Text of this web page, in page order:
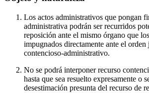
Los actos administrativos que pongan
administrativa podrán ser recurridos
reposición ante el mismo órgano que
impugnados directamente ante el
contencioso-administrativo.
No se podrá interponer recurso
hasta que sea resuelto expresamente o
desestimación presunta del recurso de